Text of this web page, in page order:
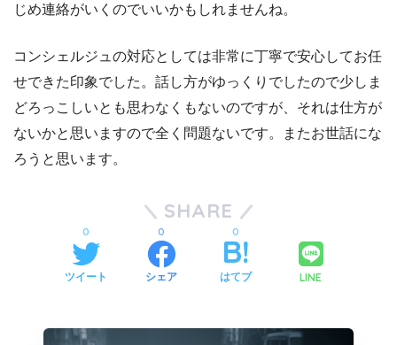
じめ連絡がいくのでいいかもしれませんね。
コンシェルジュの対応としては非常に丁寧で安心してお任
せできた印象でした。話し方がゆっくりでしたので少しま
どろっこしいとも思わなくもないのですが、それは仕方が
ないかと思いますので全く問題ないです。またお世話にな
ろうと思います。
SHARE
ツイート
0
シェア
0
はてブ
0
LINE